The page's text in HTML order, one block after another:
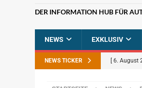
DER INFORMATION HUB FÜR
NEWS EXKLUSIV
NEWS TICKER [ 6. August